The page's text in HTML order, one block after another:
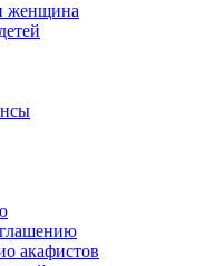
женщина
акафистов